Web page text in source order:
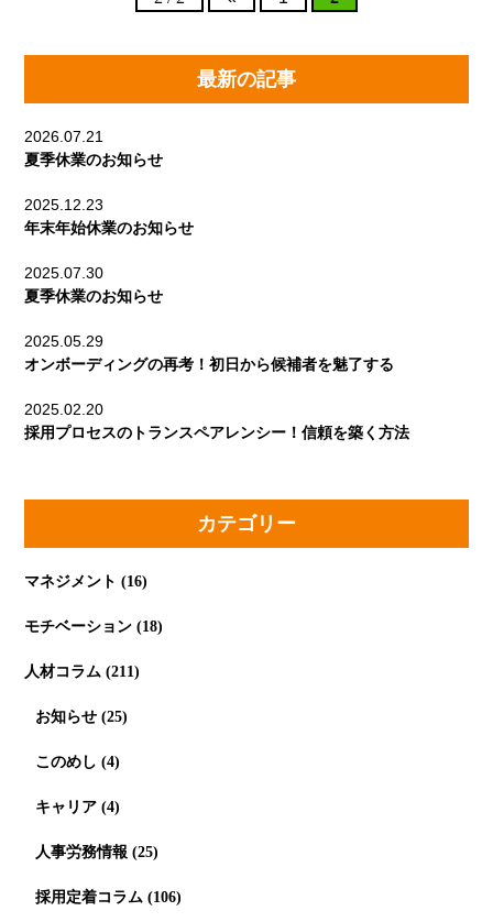
最新の記事
2026.07.21
夏季休業のお知らせ
2025.12.23
年末年始休業のお知らせ
2025.07.30
夏季休業のお知らせ
2025.05.29
オンボーディングの再考！初日から候補者を魅了する
2025.02.20
採用プロセスのトランスペアレンシー！信頼を築く方法
カテゴリー
マネジメント (16)
モチベーション (18)
人材コラム (211)
お知らせ (25)
このめし (4)
キャリア (4)
人事労務情報 (25)
採用定着コラム (106)